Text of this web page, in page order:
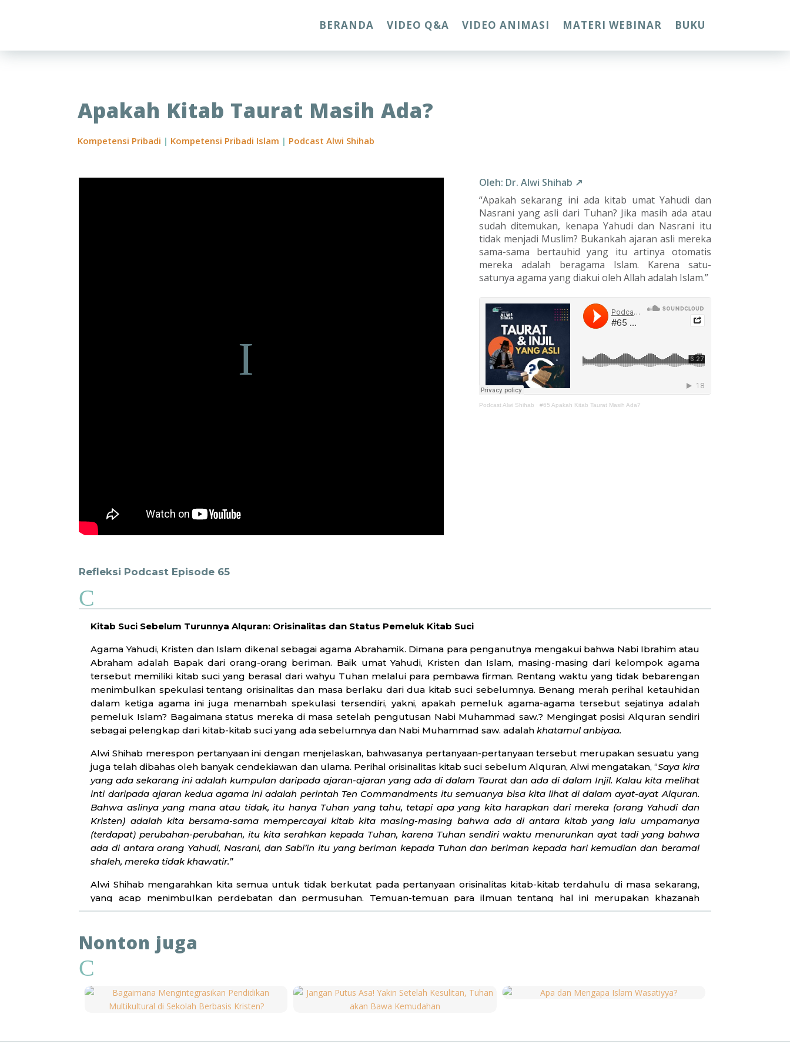
BERANDA VIDEO Q&A VIDEO ANIMASI MATERI WEBINAR BUKU
Apakah Kitab Taurat Masih Ada?
Kompetensi Pribadi | Kompetensi Pribadi Islam | Podcast Alwi Shihab
Oleh: Dr. Alwi Shihab ↗
“Apakah sekarang ini ada kitab umat Yahudi dan
Nasrani yang asli dari Tuhan? Jika masih ada atau
sudah ditemukan, kenapa Yahudi dan Nasrani itu
tidak menjadi Muslim? Bukankah ajaran asli mereka
sama-sama bertauhid yang itu artinya otomatis
mereka adalah beragama Islam. Karena satu-
satunya agama yang diakui oleh Allah adalah Islam.”
Podcast Alwi Shihab · #65 Apakah Kitab Taurat Masih Ada?
Refleksi Podcast Episode 65
C
Kitab Suci Sebelum Turunnya Alquran: Orisinalitas dan Status Pemeluk Kitab Suci
Agama Yahudi, Kristen dan Islam dikenal sebagai agama Abrahamik. Dimana para penganutnya mengakui bahwa Nabi Ibrahim atau
Abraham adalah Bapak dari orang-orang beriman. Baik umat Yahudi, Kristen dan Islam, masing-masing dari kelompok agama
tersebut memiliki kitab suci yang berasal dari wahyu Tuhan melalui para pembawa firman. Rentang waktu yang tidak bebarengan
menimbulkan spekulasi tentang orisinalitas dan masa berlaku dari dua kitab suci sebelumnya. Benang merah perihal ketauhidan
dalam ketiga agama ini juga menambah spekulasi tersendiri, yakni, apakah pemeluk agama-agama tersebut sejatinya adalah
pemeluk Islam? Bagaimana status mereka di masa setelah pengutusan Nabi Muhammad saw.? Mengingat posisi Alquran sendiri
sebagai pelengkap dari kitab-kitab suci yang ada sebelumnya dan Nabi Muhammad saw. adalahkhatamul anbiyaa.
Alwi Shihab merespon pertanyaan ini dengan menjelaskan, bahwasanya pertanyaan-pertanyaan tersebut merupakan sesuatu yang
juga telah dibahas oleh banyak cendekiawan dan ulama. Perihal orisinalitas kitab suci sebelum Alquran, Alwi mengatakan, “Saya kira
yang ada sekarang ini adalah kumpulan daripada ajaran-ajaran yang ada di dalam Taurat dan ada di dalam Injil. Kalau kita melihat
inti daripada ajaran kedua agama ini adalah perintah Ten Commandments itu semuanya bisa kita lihat di dalam ayat-ayat Alquran.
Bahwa aslinya yang mana atau tidak, itu hanya Tuhan yang tahu, tetapi apa yang kita harapkan dari mereka (orang Yahudi dan
Kristen) adalah kita bersama-sama mempercayai kitab kita masing-masing bahwa ada di antara kitab yang lalu umpamanya
(terdapat) perubahan-perubahan, itu kita serahkan kepada Tuhan, karena Tuhan sendiri waktu menurunkan ayat tadi yang bahwa
ada di antara orang Yahudi, Nasrani, dan Sabi’in itu yang beriman kepada Tuhan dan beriman kepada hari kemudian dan beramal
shaleh, mereka tidak khawatir.”
Alwi Shihab mengarahkan kita semua untuk tidak berkutat pada pertanyaan orisinalitas kitab-kitab terdahulu di masa sekarang,
yang acap menimbulkan perdebatan dan permusuhan. Temuan-temuan para ilmuan tentang hal ini merupakan khazanah
keilmuan, bukan lantas digunakan untuk menyalahkan atau menyerang kelompok lain dan mengklaim kebenaran hanya milik
kelompok agama ini, seperti tentang
berbeda harus berinteraksi dalam titik temu yang ada, bukan mempermasalahkan perbedaan yang sejatinya kita semua tidak
benar-benar mengetahui kebenarannya. Selanjutnya, Alwi Shihab mendudukkan kita agar menjadi umat beragama yang
memegang teguh ajaran yang diimani oleh masing-masing pemeluk agama. Perihal apakah agama terdahulu sudah kadaluarsa
atau tidak dengan kehadiran ajaran Nabi Muhammad saw., Alwi menjawab dengan mengutip terjemahan dari QS. Al-Baqarah, 62:
“Sesungguhnya orang-orang yang beriman, orang-orang Yahudi, orang-orang Nasrani, dan orang-orang Sabiin, siapa saja (di antara
Nonton juga
C